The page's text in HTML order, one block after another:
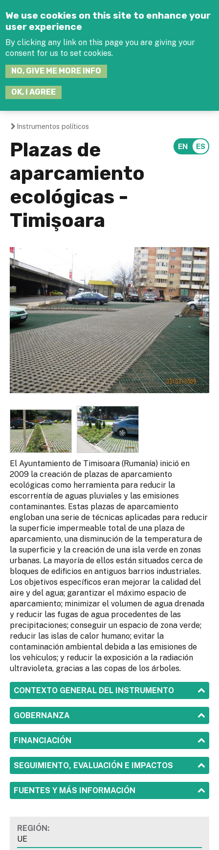
We use cookies on this site to enhance your
user experience
By clicking any link on this page you are giving your
consent for us to set cookies.
NO, GIVE ME MORE INFO
OK, I AGREE
You
are
here
Instrumentos políticos
Plazas de
aparcamiento
ecológicas -
Timişoara
El Ayuntamiento de Timisoara (Rumanía) inició en
2009 la creación de plazas de aparcamiento
ecológicas como herramienta para reducir la
escorrentía de aguas pluviales y las emisiones
contaminantes. Estas plazas de aparcamiento
engloban una serie de técnicas aplicadas para reducir
la superficie impermeable total de una plaza de
aparcamiento, una disminución de la temperatura de
la superficie y la creación de una isla verde en zonas
urbanas. La mayoría de ellos están situados cerca de
bloques de edificios en antiguos barrios industriales.
Los objetivos específicos eran mejorar la calidad del
aire y del agua; garantizar el máximo espacio de
aparcamiento; minimizar el volumen de agua drenada
y reducir las fugas de agua procedentes de las
precipitaciones; conseguir un espacio de zona verde;
reducir las islas de calor humano; evitar la
contaminación ambiental debida a las emisiones de
los vehículos; y reducir la exposición a la radiación
ultravioleta, gracias a las copas de los árboles.
SHOW
CONTEXTO GENERAL DEL INSTRUMENTO
SHOW
GOBERNANZA
SHOW
FINANCIACIÓN
SHOW
SEGUIMIENTO, EVALUACIÓN E IMPACTOS
SHOW
FUENTES Y MÁS INFORMACIÓN
REGIÓN:
UE